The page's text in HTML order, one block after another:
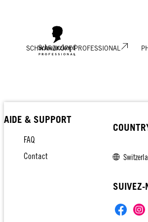
SCHWARZKOPF PROFESSIONAL
AIDE & SUPPORT
FAQ
Contact
SUIVEZ-